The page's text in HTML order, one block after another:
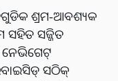
ଶ୍ରମ-ଆବଶ୍ୟକ
ସହିତ ସଜ୍ଜିତ
ନେଭିଗେଟ୍
ସଠିକ୍